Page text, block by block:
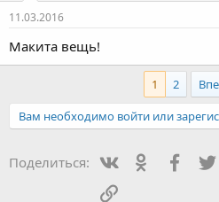
11.03.2016
Макита вещь!
1 2
Вам необходимо войти или
Поделиться: Вконтакте
Ссылка